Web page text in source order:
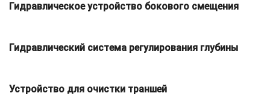
Гидравлическое устройство бокового смещения
Гидравлический система регулирования глубины
Устройство для очистки траншей